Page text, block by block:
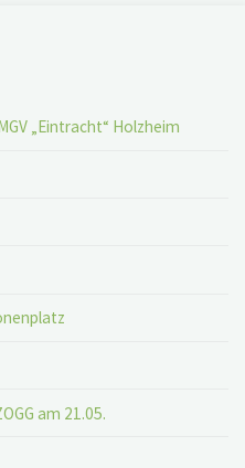
„Eintracht“ Holzheim
am 21.05.